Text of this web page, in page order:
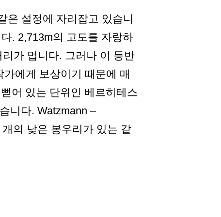
은 설정에 자리잡고 있습니
. 2,713m의 고도를 자랑하
가 멉니다. 그러나 이 등반
에게 보상이기 때문에 매
어 있는 단위인 베르히테스
니다. Watzmann –
의 낮은 봉우리가 있는 같